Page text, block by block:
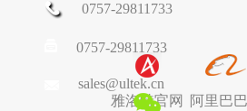
0757-29811733
0757-29811733
sales@ultek.cn
雅洛特官网
阿里巴